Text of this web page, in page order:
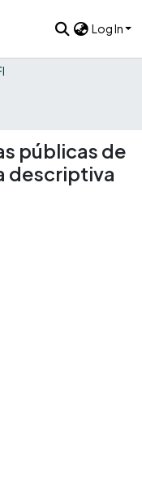
Log In
públicas de
descriptiva